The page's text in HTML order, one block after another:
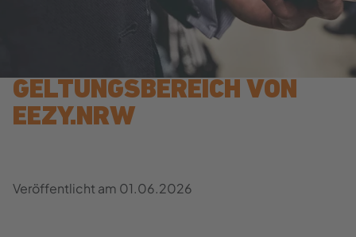
GEL­TUNGS­BE­REICH VON
EEZY.NRW
Ver­öf­fent­licht am 01.06.2026